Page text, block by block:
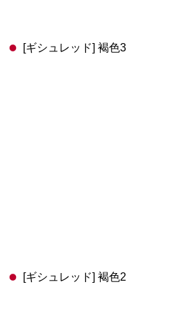
[ギシュレッド] 褐色3
[ギシュレッド] 褐色2